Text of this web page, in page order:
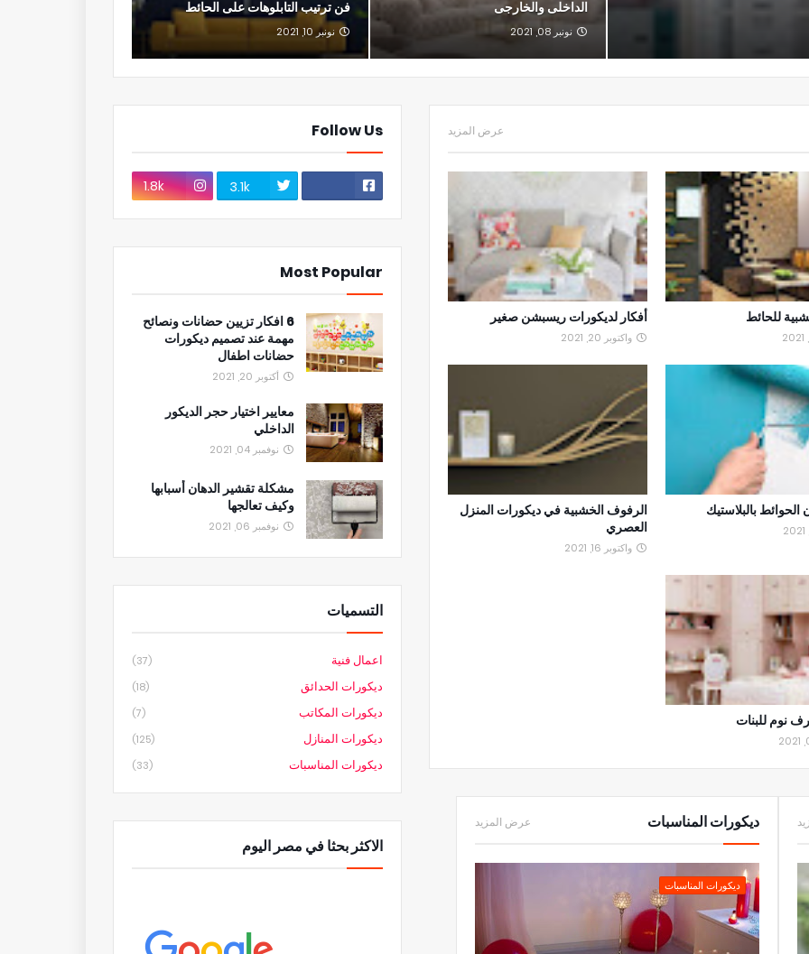
فن ترتيب التابلوهات على الحائط
نونبر 10, 2021
الداخلى والخارجى
نونبر 08, 2021
عرض المزيد
للحائط أفكار لديكورات ريسبشن صغير
واكتوبر 20, 2021
بالبلاستيك
الرفوف الخشبية في ديكورات المنزل
العصري
واكتوبر 16, 2021
نوم للبنات
ديكورات المناسبات عرض المزيد
ديكورات المناسبات
Follow Us
3.1k
1.8k
Most Popular
6 افكار تزيين حضانات ونصائح
مهمة عند تصميم ديكورات
حضانات اطفال
أكتوبر 20, 2021
معايير اختيار حجر الديكور
الداخلي
نوفمبر 04, 2021
مشكلة تقشير الدهان أسبابها
وكيف تعالجها
نوفمبر 06, 2021
التسميات
اعمال فنية (37)
ديكورات الحدائق (18)
ديكورات المكاتب (7)
ديكورات المنازل (125)
ديكورات المناسبات (33)
الاكثر بحثا في مصر اليوم